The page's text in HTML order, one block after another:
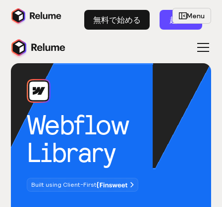
無料で始める 起動
Webflow
Library
Built using Client-First
Menu